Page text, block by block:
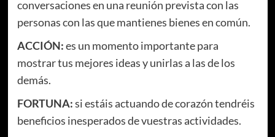
conversaciones en una reunión prevista con las
personas con las que mantienes bienes en común.
ACCIÓN:es un momento importante para
mostrar tus mejores ideas y unirlas a las de los
demás.
FORTUNA:si estáis actuando de corazón tendréis
beneficios inesperados de vuestras actividades.